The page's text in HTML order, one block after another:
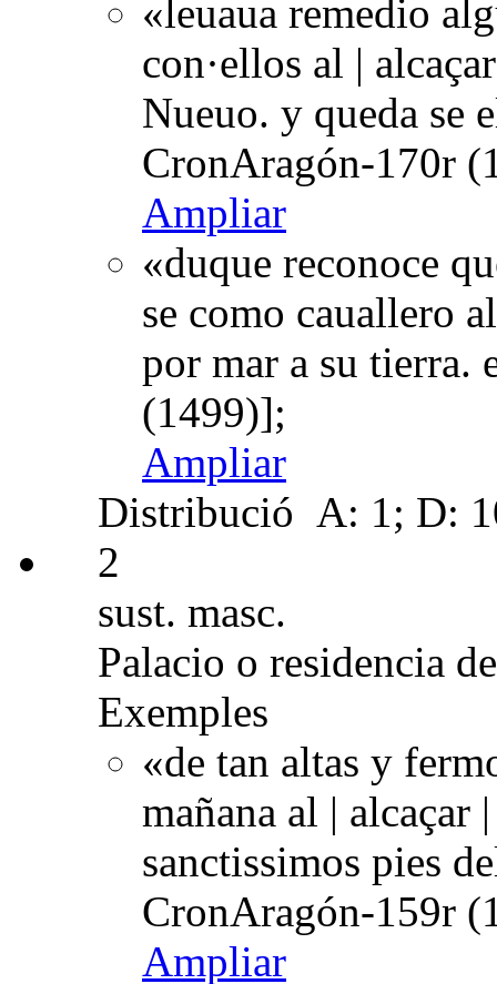
«leuaua remedio
con·ellos al |
Nueuo. y queda se
CronAragón-170r
Ampliar
«duque reconoce
se como cauallero
por mar a su tierra.
(1499)];
Ampliar
Distribució A: 1; D:
2
sust. masc.
Palacio o residencia
Exemples
«de tan altas y
mañana al | alcaçar
sanctissimos pies
CronAragón-159r
Ampliar